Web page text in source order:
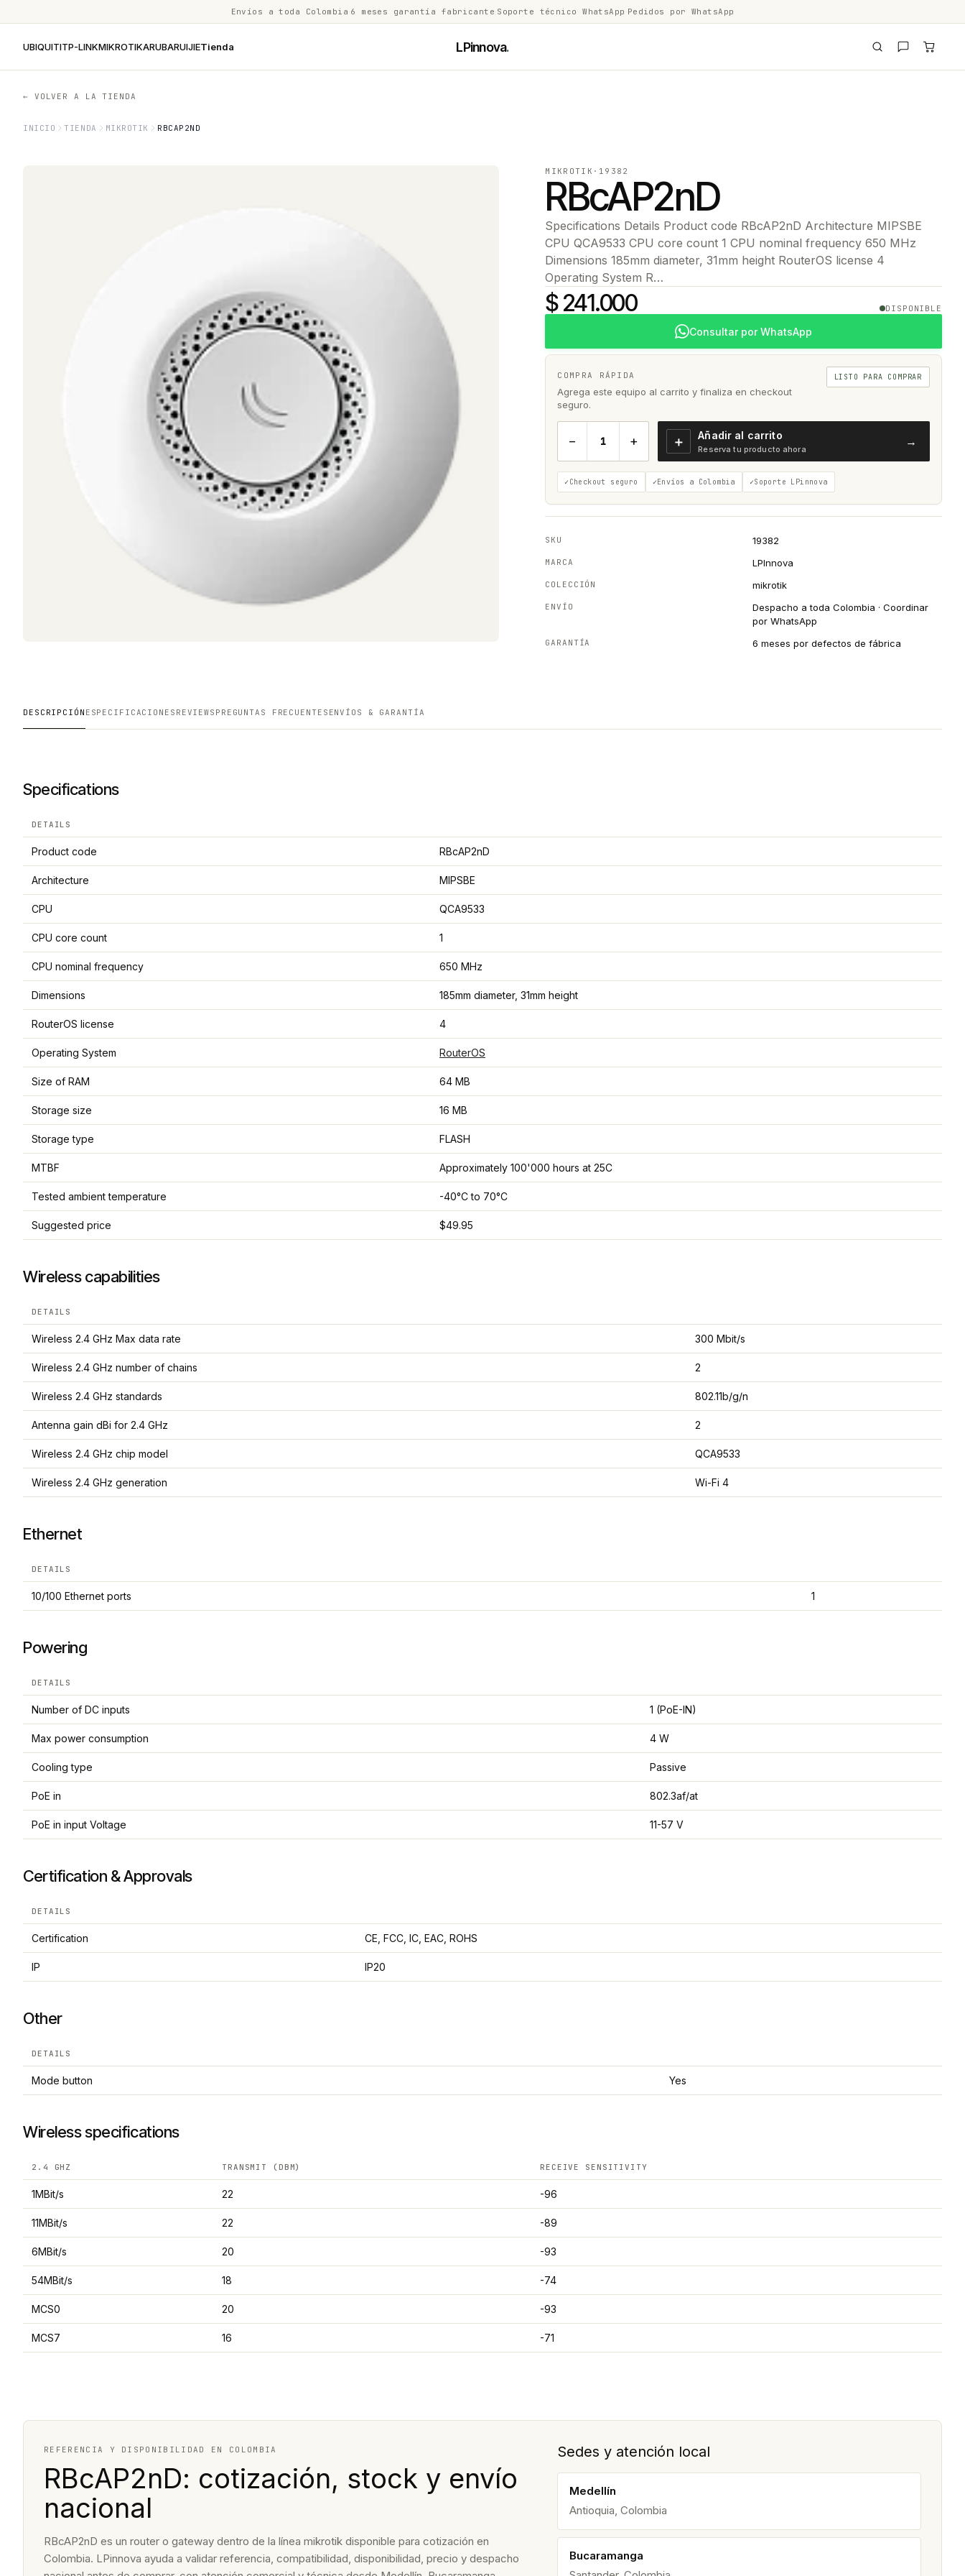
Envíos a toda Colombia 6 meses garantía fabricante Soporte técnico WhatsApp Pedidos por WhatsApp
UBIQUITITP-LINKMIKROTIKARUBARUIJIETienda LPinnova.
← VOLVER A LA TIENDA
INICIO TIENDA MIKROTIK RBCAP2ND
MIKROTIK · 19382
RBcAP2nD
Specifications Details Product code RBcAP2nD Architecture MIPSBE
CPU QCA9533 CPU core count 1 CPU nominal frequency 650 MHz
Dimensions 185mm diameter, 31mm height RouterOS license 4
Operating System R…
$ 241.000 DISPONIBLE
Consultar por WhatsApp
COMPRA RÁPIDA
Agrega este equipo al carrito y finaliza en checkout
seguro.
LISTO PARA COMPRAR
− + ＋ Añadir al carrito
Reserva tu producto ahora
→
Checkout seguro Envíos a Colombia Soporte LPinnova
SKU 19382
MARCA LPInnova
COLECCIÓN mikrotik
ENVÍO
Despacho a toda Colombia · Coordinar
por WhatsApp
GARANTÍA 6 meses por defectos de fábrica
DESCRIPCIÓN ESPECIFICACIONES REVIEWS PREGUNTAS FRECUENTES ENVÍOS & GARANTÍA
Specifications
DETAILS
Product code RBcAP2nD
Architecture MIPSBE
CPU QCA9533
CPU core count 1
CPU nominal frequency 650 MHz
Dimensions 185mm diameter, 31mm height
RouterOS license 4
Operating System RouterOS
Size of RAM 64 MB
Storage size 16 MB
Storage type FLASH
MTBF Approximately 100'000 hours at 25C
Tested ambient temperature -40°C to 70°C
Suggested price $49.95
Wireless capabilities
DETAILS
Wireless 2.4 GHz Max data rate 300 Mbit/s
Wireless 2.4 GHz number of chains 2
Wireless 2.4 GHz standards 802.11b/g/n
Antenna gain dBi for 2.4 GHz 2
Wireless 2.4 GHz chip model QCA9533
Wireless 2.4 GHz generation Wi-Fi 4
Ethernet
DETAILS
10/100 Ethernet ports 1
Powering
DETAILS
Number of DC inputs 1 (PoE-IN)
Max power consumption 4 W
Cooling type Passive
PoE in 802.3af/at
PoE in input Voltage 11-57 V
Certification & Approvals
DETAILS
Certification CE, FCC, IC, EAC, ROHS
IP IP20
Other
DETAILS
Mode button Yes
Wireless specifications
2.4 GHZ TRANSMIT (DBM) RECEIVE SENSITIVITY
1MBit/s 22 -96
11MBit/s 22 -89
6MBit/s 20 -93
54MBit/s 18 -74
MCS0 20 -93
MCS7 16 -71
REFERENCIA Y DISPONIBILIDAD EN COLOMBIA
RBcAP2nD: cotización, stock y envío
nacional
RBcAP2nD es un router o gateway dentro de la línea mikrotik disponible para cotización en
Colombia. LPinnova ayuda a validar referencia, compatibilidad, disponibilidad, precio y despacho
Sedes y atención local
Medellín
Antioquia, Colombia
Bucaramanga